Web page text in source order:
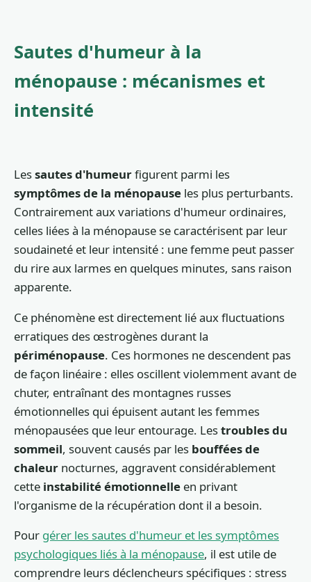
Sautes d'humeur à la
ménopause : mécanismes et
intensité
Lessautes d'humeurfigurent parmi les
symptômes de la ménopause les plus perturbants.
Contrairement aux variations d'humeur ordinaires,
celles liées à la ménopause se caractérisent par leur
soudaineté et leur intensité : une femme peut passer
du rire aux larmes en quelques minutes, sans raison
apparente.
Ce phénomène est directement lié aux fluctuations
erratiques des œstrogènes durant la
périménopause. Ces hormones ne descendent pas
de façon linéaire : elles oscillent violemment avant de
chuter, entraînant des montagnes russes
émotionnelles qui épuisent autant les femmes
ménopausées que leur entourage. Lestroubles du
sommeil, souvent causés par les bouffées de
chaleur nocturnes, aggravent considérablement
cette instabilité émotionnelle en privant
l'organisme de la récupération dont il a besoin.
Pour gérer les sautes d'humeur et les symptômes
psychologiques liés à la ménopause, il est utile de
comprendre leurs déclencheurs spécifiques : stress